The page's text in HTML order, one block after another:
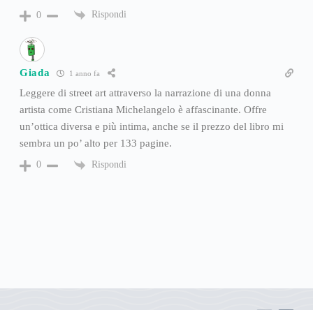
0 Rispondi
Giada 1 anno fa
Leggere di street art attraverso la narrazione di una donna
artista come Cristiana Michelangelo è affascinante. Offre
un’ottica diversa e più intima, anche se il prezzo del libro mi
sembra un po’ alto per 133 pagine.
0 Rispondi